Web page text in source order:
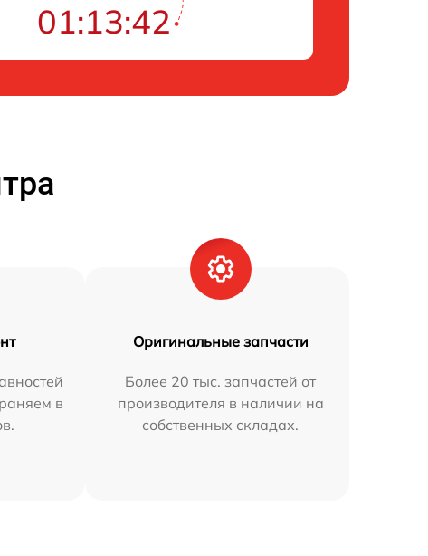
01:13:41
в
Оригинальные запчасти
Более 20 тыс. запчастей от
производителя в наличии на
собственных складах.